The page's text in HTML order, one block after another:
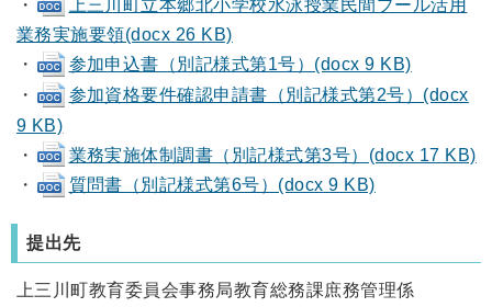
・
上三川町立本郷北小学校水泳授業民間プール活用
業務実施要領(docx 26 KB)
・
参加申込書（別記様式第1号）(docx 9 KB)
・
参加資格要件確認申請書（別記様式第2号）(docx
9 KB)
・
業務実施体制調書（別記様式第3号）(docx 17 KB)
・
質問書（別記様式第6号）(docx 9 KB)
提出先
上三川町教育委員会事務局教育総務課庶務管理係